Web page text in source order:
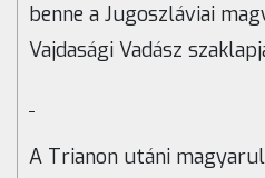
benne a Jugoszláviai
Vajdasági Vadász
A Trianon utáni